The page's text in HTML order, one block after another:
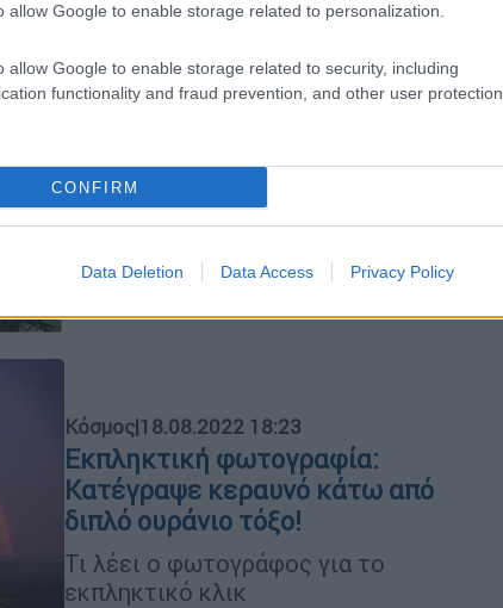
allow Google to enable storage related to personalization.
allow Google to enable storage related to security, including
functionality and fraud prevention, and other user protection.
CONFIRM
Data Deletion Data Access Privacy Policy
Fashion & Design |08.05.2023 14:18
μέσα σε ουράνιο τόξο
Ο Felipe Pantone ονόμασε το έργο
του «Chromadynamica Pool»
Κόσμος|18.08.2022 18:23
Εκπληκτική φωτογραφία:
Κατέγραψε κεραυνό κάτω από
διπλό ουράνιο τόξο!
Τι λέει ο φωτογράφος για το
εκπληκτικό κλικ